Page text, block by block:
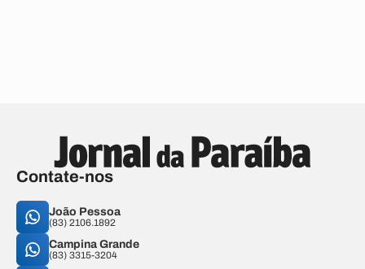
Contate-nos
João Pessoa
(83) 2106.1892
Campina Grande
(83) 3315-3204